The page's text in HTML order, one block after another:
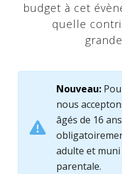
budget à cet
quelle
Nouveau:
nous
âgés de 16
adulte et
parentale.